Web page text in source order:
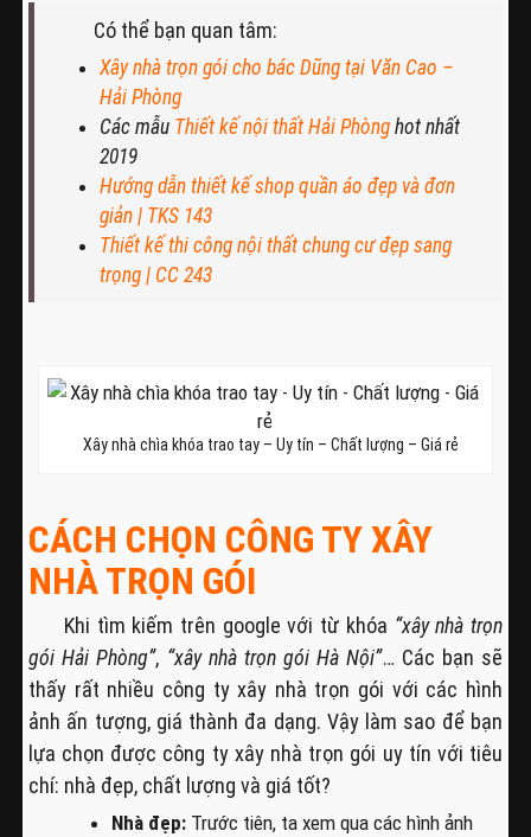
Có thể bạn quan tâm:
Xây nhà trọn gói cho bác Dũng tại Văn Cao –
Hải Phòng
Các mẫu Thiết kế nội thất Hải Phònghot nhất
2019
Hướng dẫn thiết kế shop quần áo đẹp và đơn
giản | TKS 143
Thiết kế thi công nội thất chung cư đẹp sang
trọng | CC 243
Xây nhà chìa khóa trao tay – Uy tín – Chất lượng – Giá rẻ
CÁCH CHỌN CÔNG TY XÂY
NHÀ TRỌN GÓI
Khi tìm kiếm trên google với từ khóa “xây nhà trọn
gói Hải Phòng”, “xây nhà trọn gói Hà Nội”… Các bạn sẽ
thấy rất nhiều công ty xây nhà trọn gói với các hình
ảnh ấn tượng, giá thành đa dạng. Vậy làm sao để bạn
lựa chọn được công ty xây nhà trọn gói uy tín với tiêu
chí: nhà đẹp, chất lượng và giá tốt?
Nhà đẹp: Trước tiên, ta xem qua các hình ảnh